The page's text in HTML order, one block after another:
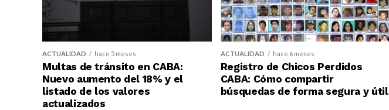
ACTUALIDAD hace 5 meses
Multas de tránsito en CABA:
Nuevo aumento del 18% y el
listado de los valores
actualizados
ACTUALIDAD hace 6 meses
Registro de Chicos Perdidos
CABA: Cómo compartir
búsquedas de forma segura y útil